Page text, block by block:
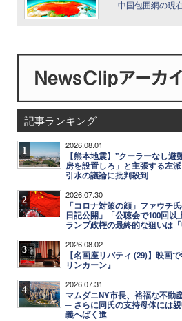
──中国包囲網の現在
記事ランキング
1 2026.08.01
【熊本地震】"クーラーなし
房を設置しろ」と主張する左
引水の議論に批判殺到
2 2026.07.30
「コロナ対策の顔」ファウチ
日記公開」「公聴会で100回
ランプ政権の最終的な狙いは
3 2026.08.02
【名画座リバティ (29)】映画
リンカーン』
4 2026.07.31
マムダニNY市長、裕福な不動
─ さらに同氏の支持母体には
義へばく進